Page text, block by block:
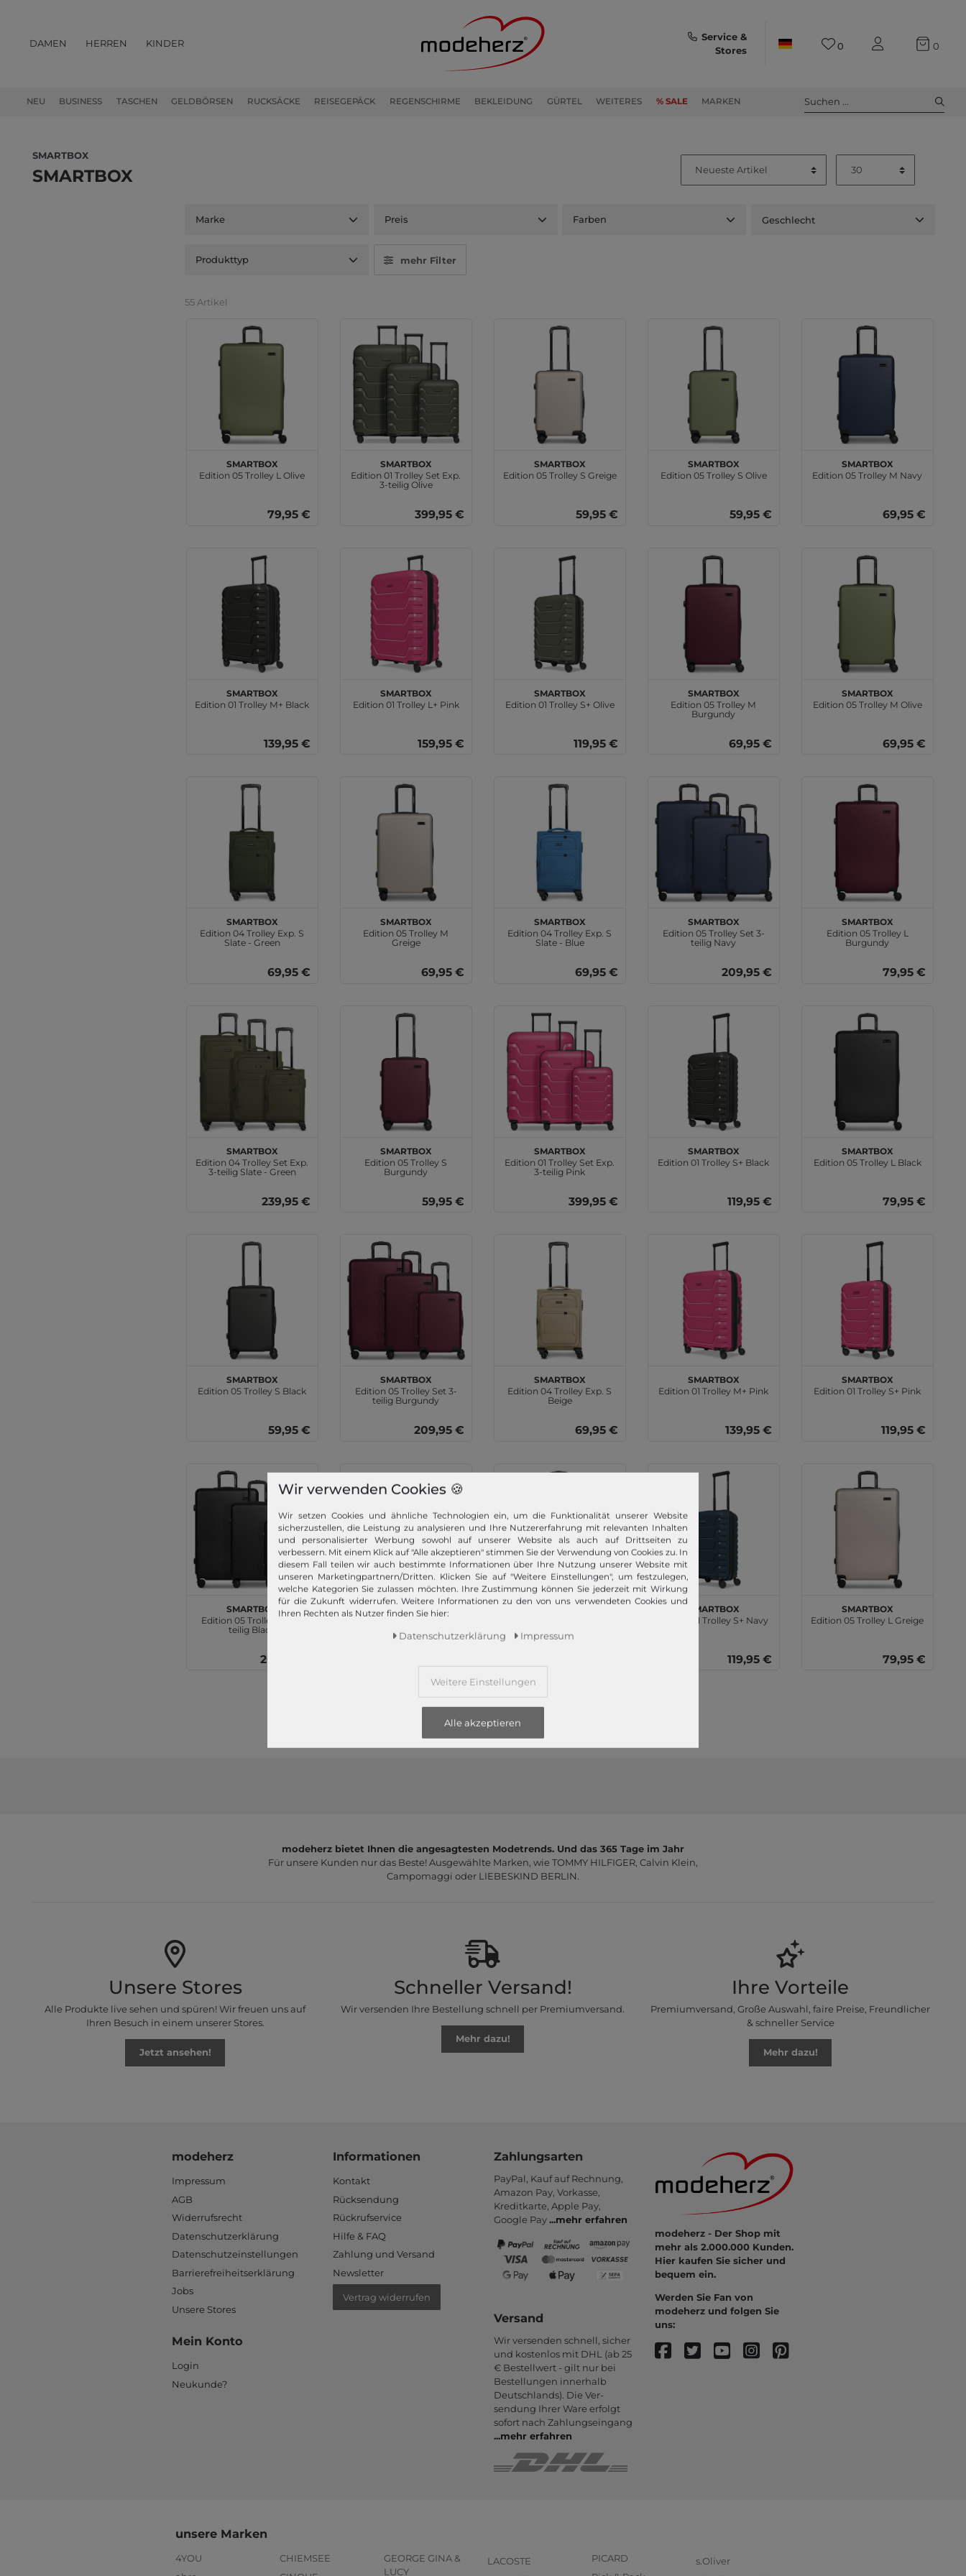
DAMEN HERREN KINDER
NEU BUSINESS TASCHEN GELDBÖRSEN RUCKSÄCKE REISEGEPÄCK REGENSCHIRME BEKLEIDUNG GÜRTEL WEITERES % SALE MARKEN
Service &
Stores
0 0
Suchen ...
SMARTBOX
SMARTBOX
Marke Preis Farben Geschlecht
Produkttyp mehr Filter
55 Artikel
SMARTBOX
Edition 05 Trolley L Olive
79,95 €
SMARTBOX
Edition 01 Trolley Set Exp.
3-teilig Olive
399,95 €
SMARTBOX
Edition 05 Trolley S Greige
59,95 €
SMARTBOX
Edition 05 Trolley S Olive
59,95 €
SMARTBOX
Edition 05 Trolley M Navy
69,95 €
SMARTBOX
Edition 01 Trolley M+ Black
139,95 €
SMARTBOX
Edition 01 Trolley L+ Pink
159,95 €
SMARTBOX
Edition 01 Trolley S+ Olive
119,95 €
SMARTBOX
Edition 05 Trolley M
Burgundy
69,95 €
SMARTBOX
Edition 05 Trolley M Olive
69,95 €
SMARTBOX
Edition 04 Trolley Exp. S
Slate - Green
69,95 €
SMARTBOX
Edition 05 Trolley M
Greige
69,95 €
SMARTBOX
Edition 04 Trolley Exp. S
Slate - Blue
69,95 €
SMARTBOX
Edition 05 Trolley Set 3-
teilig Navy
209,95 €
SMARTBOX
Edition 05 Trolley L
Burgundy
79,95 €
SMARTBOX
Edition 04 Trolley Set Exp.
3-teilig Slate - Green
239,95 €
SMARTBOX
Edition 05 Trolley S
Burgundy
59,95 €
SMARTBOX
Edition 01 Trolley Set Exp.
3-teilig Pink
399,95 €
SMARTBOX
Edition 01 Trolley S+ Black
119,95 €
SMARTBOX
Edition 05 Trolley L Black
79,95 €
SMARTBOX
Edition 05 Trolley S Black
59,95 €
SMARTBOX
Edition 05 Trolley Set 3-
teilig Burgundy
209,95 €
SMARTBOX
Edition 04 Trolley Exp. S
Beige
69,95 €
SMARTBOX
Edition 01 Trolley M+ Pink
139,95 €
SMARTBOX
Edition 01 Trolley S+ Pink
119,95 €
SMARTBOX
Edition 05 Trolley Set 3-
teilig Black
209,95 €
SMARTBOX
Pink
SMARTBOX SMARTBOX
Edition 01 Trolley S+ Navy
119,95 €
SMARTBOX
Edition 05 Trolley L Greige
79,95 €
1
modeherz bietet Ihnen die angesagtesten Modetrends. Und das 365 Tage im Jahr
Für unsere Kunden nur das Beste! Ausgewählte Marken, wie TOMMY HILFIGER, Calvin Klein,
Campomaggi oder LIEBESKIND BERLIN.
Unsere Stores
Alle Produkte live sehen und spüren! Wir freuen uns auf
Ihren Besuch in einem unserer Stores.
Jetzt ansehen!
Schneller Versand!
Wir versenden Ihre Bestellung schnell per Premiumversand.
Mehr dazu!
Ihre Vorteile
Premiumversand, Große Auswahl, faire Preise, Freundlicher
& schneller Service
Mehr dazu!
modeherz
Impressum
AGB
Widerrufsrecht
Datenschutzerklärung
Datenschutzeinstellungen
Barrierefreiheitserklärung
Jobs
Unsere Stores
Mein Konto
Login
Neukunde?
Informationen
Kontakt
Rücksendung
Rückrufservice
Hilfe & FAQ
Zahlung und Versand
Newsletter
Vertrag widerrufen
Zahlungsarten
PayPal, Kauf auf Rechnung,
Amazon Pay, Vor­kasse,
Kredit­karte, Apple Pay,
Google Pay...mehr erfahren
Versand
Wir versenden schnell, sicher
und kostenlos mit DHL (ab 25
€ Bestell­wert - gilt nur bei
Bestel­lungen inner­halb
Deutsch­lands). Die Ver­
sendung Ihrer Ware er­folgt
sofort nach Zahlungs­eingang
...mehr erfahren
modeherz - Der Shop mit
mehr als 2.000.000 Kunden.
Hier kaufen Sie sicher und
bequem ein.
Werden Sie Fan von
modeherz und folgen Sie
uns:
unsere Marken
4YOU
CHIEMSEE
GEORGE GINA &
LUCY
LACOSTE
PICARD
s.Oliver
Wir verwenden Cookies 🍪
Wir setzen Cookies und ähnliche Technologien ein, um die Funktionalität unserer Website
sicherzustellen, die Leistung zu analysieren und Ihre Nutzererfahrung mit relevanten Inhalten
und personalisierter Werbung sowohl auf unserer Website als auch auf Drittseiten zu
verbessern. Mit einem Klick auf "Alle akzeptieren" stimmen Sie der Verwendung von Cookies zu. In
diesem Fall teilen wir auch bestimmte Informationen über Ihre Nutzung unserer Website mit
unseren Marketingpartnern/Dritten. Klicken Sie auf "Weitere Einstellungen", um festzulegen,
welche Kategorien Sie zulassen möchten. Ihre Zustimmung können Sie jederzeit mit Wirkung
für die Zukunft widerrufen. Weitere Informationen zu den von uns verwendeten Cookies und
Ihren Rechten als Nutzer finden Sie hier:
Daten­schutz­erklärung Impressum
Weitere Einstellungen
Alle akzeptieren